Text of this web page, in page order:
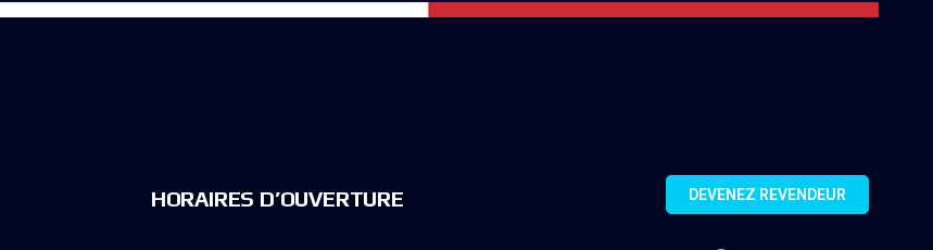
HORAIRES D’OUVERTURE DEVENEZ REVENDEUR